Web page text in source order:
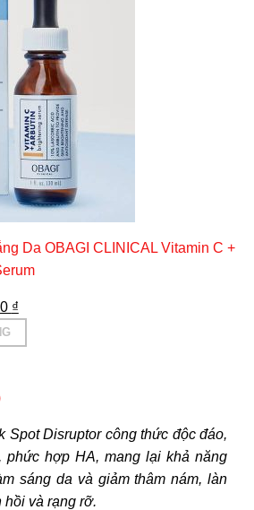
Da OBAGI CLINICAL Vitamin C +
₫Giá
tại
Spot Disruptor công thức độc đáo,
phức hợp HA, mang lại khả năng
sáng da và giảm thâm nám, làn
hồi và rạng rỡ.